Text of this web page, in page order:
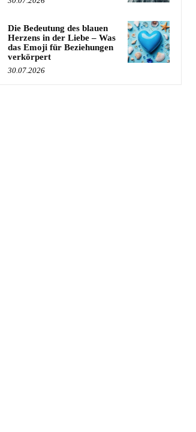
Die Bedeutung des blauen
Herzens in der Liebe – Was
das Emoji für Beziehungen
verkörpert
30.07.2026